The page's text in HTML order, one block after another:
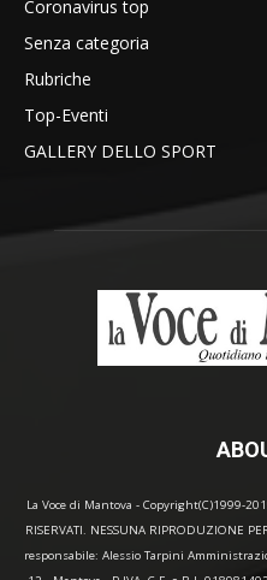
Coronavirus top
Senza categoria
Rubriche
Top-Eventi
GALLERY DELLO SPORT
La Voce di Mantova - Copyright(C)1999-
RISERVATI. NESSUNA RIPRODUZIONE
responsabile: Alessio Tarpini